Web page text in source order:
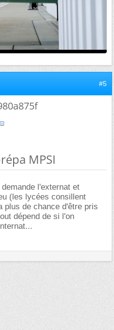
#5
MPSI
l'externat et
(les lycées consillent
plus de chance d'être pris
dépend de si l'on